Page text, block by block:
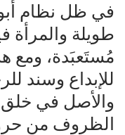
في ظل نظام
طويلة
مُستَعبَدة، ومع
للإبداع وسند
والأصل في
الظروف من